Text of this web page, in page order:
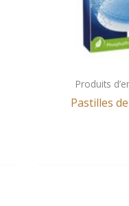
Produits
Pastilles